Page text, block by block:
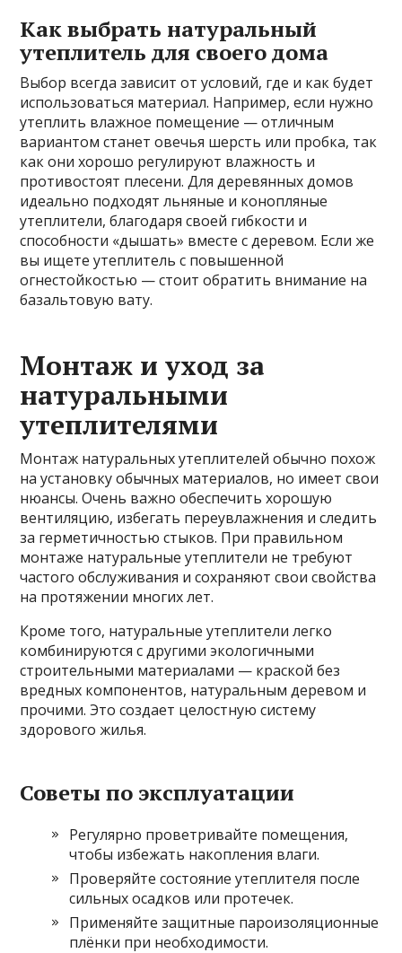
Как выбрать натуральный
утеплитель для своего дома
Выбор всегда зависит от условий, где и как будет
использоваться материал. Например, если нужно
утеплить влажное помещение — отличным
вариантом станет овечья шерсть или пробка, так
как они хорошо регулируют влажность и
противостоят плесени. Для деревянных домов
идеально подходят льняные и конопляные
утеплители, благодаря своей гибкости и
способности «дышать» вместе с деревом. Если же
вы ищете утеплитель с повышенной
огнестойкостью — стоит обратить внимание на
базальтовую вату.
Монтаж и уход за
натуральными
утеплителями
Монтаж натуральных утеплителей обычно похож
на установку обычных материалов, но имеет свои
нюансы. Очень важно обеспечить хорошую
вентиляцию, избегать переувлажнения и следить
за герметичностью стыков. При правильном
монтаже натуральные утеплители не требуют
частого обслуживания и сохраняют свои свойства
на протяжении многих лет.
Кроме того, натуральные утеплители легко
комбинируются с другими экологичными
строительными материалами — краской без
вредных компонентов, натуральным деревом и
прочими. Это создает целостную систему
здорового жилья.
Советы по эксплуатации
Регулярно проветривайте помещения,
чтобы избежать накопления влаги.
Проверяйте состояние утеплителя после
сильных осадков или протечек.
Применяйте защитные пароизоляционные
плёнки при необходимости.